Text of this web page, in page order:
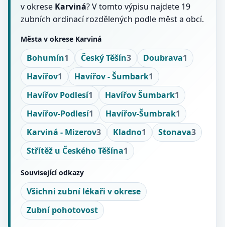
v okrese Karviná? V tomto výpisu najdete 19
zubních ordinací rozdělených podle měst a obcí.
Města v okrese Karviná
Bohumín1 Český Těšín3 Doubrava1
Havířov1 Havířov - Šumbark1
Havířov Podlesí1 Havířov Šumbark1
Havířov-Podlesí1 Havířov-Šumbrak1
Karviná - Mizerov3 Kladno1 Stonava3
Střítěž u Českého Těšína1
Související odkazy
Všichni zubní lékaři v okrese
Zubní pohotovost